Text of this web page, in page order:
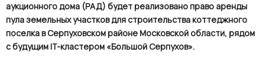
аукционного дома (РАД) будет реализовано право аренды
пула земельных участков для строительства коттеджного
поселка в Серпуховском районе Московской области, рядом
с будущим IT-кластером «Большой Серпухов».